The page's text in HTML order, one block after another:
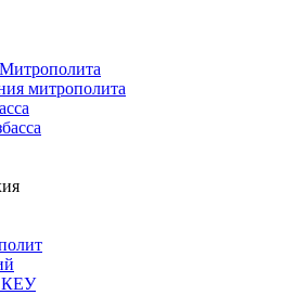
митрополита
КЕУ